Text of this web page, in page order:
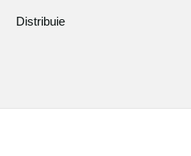
Distribuie